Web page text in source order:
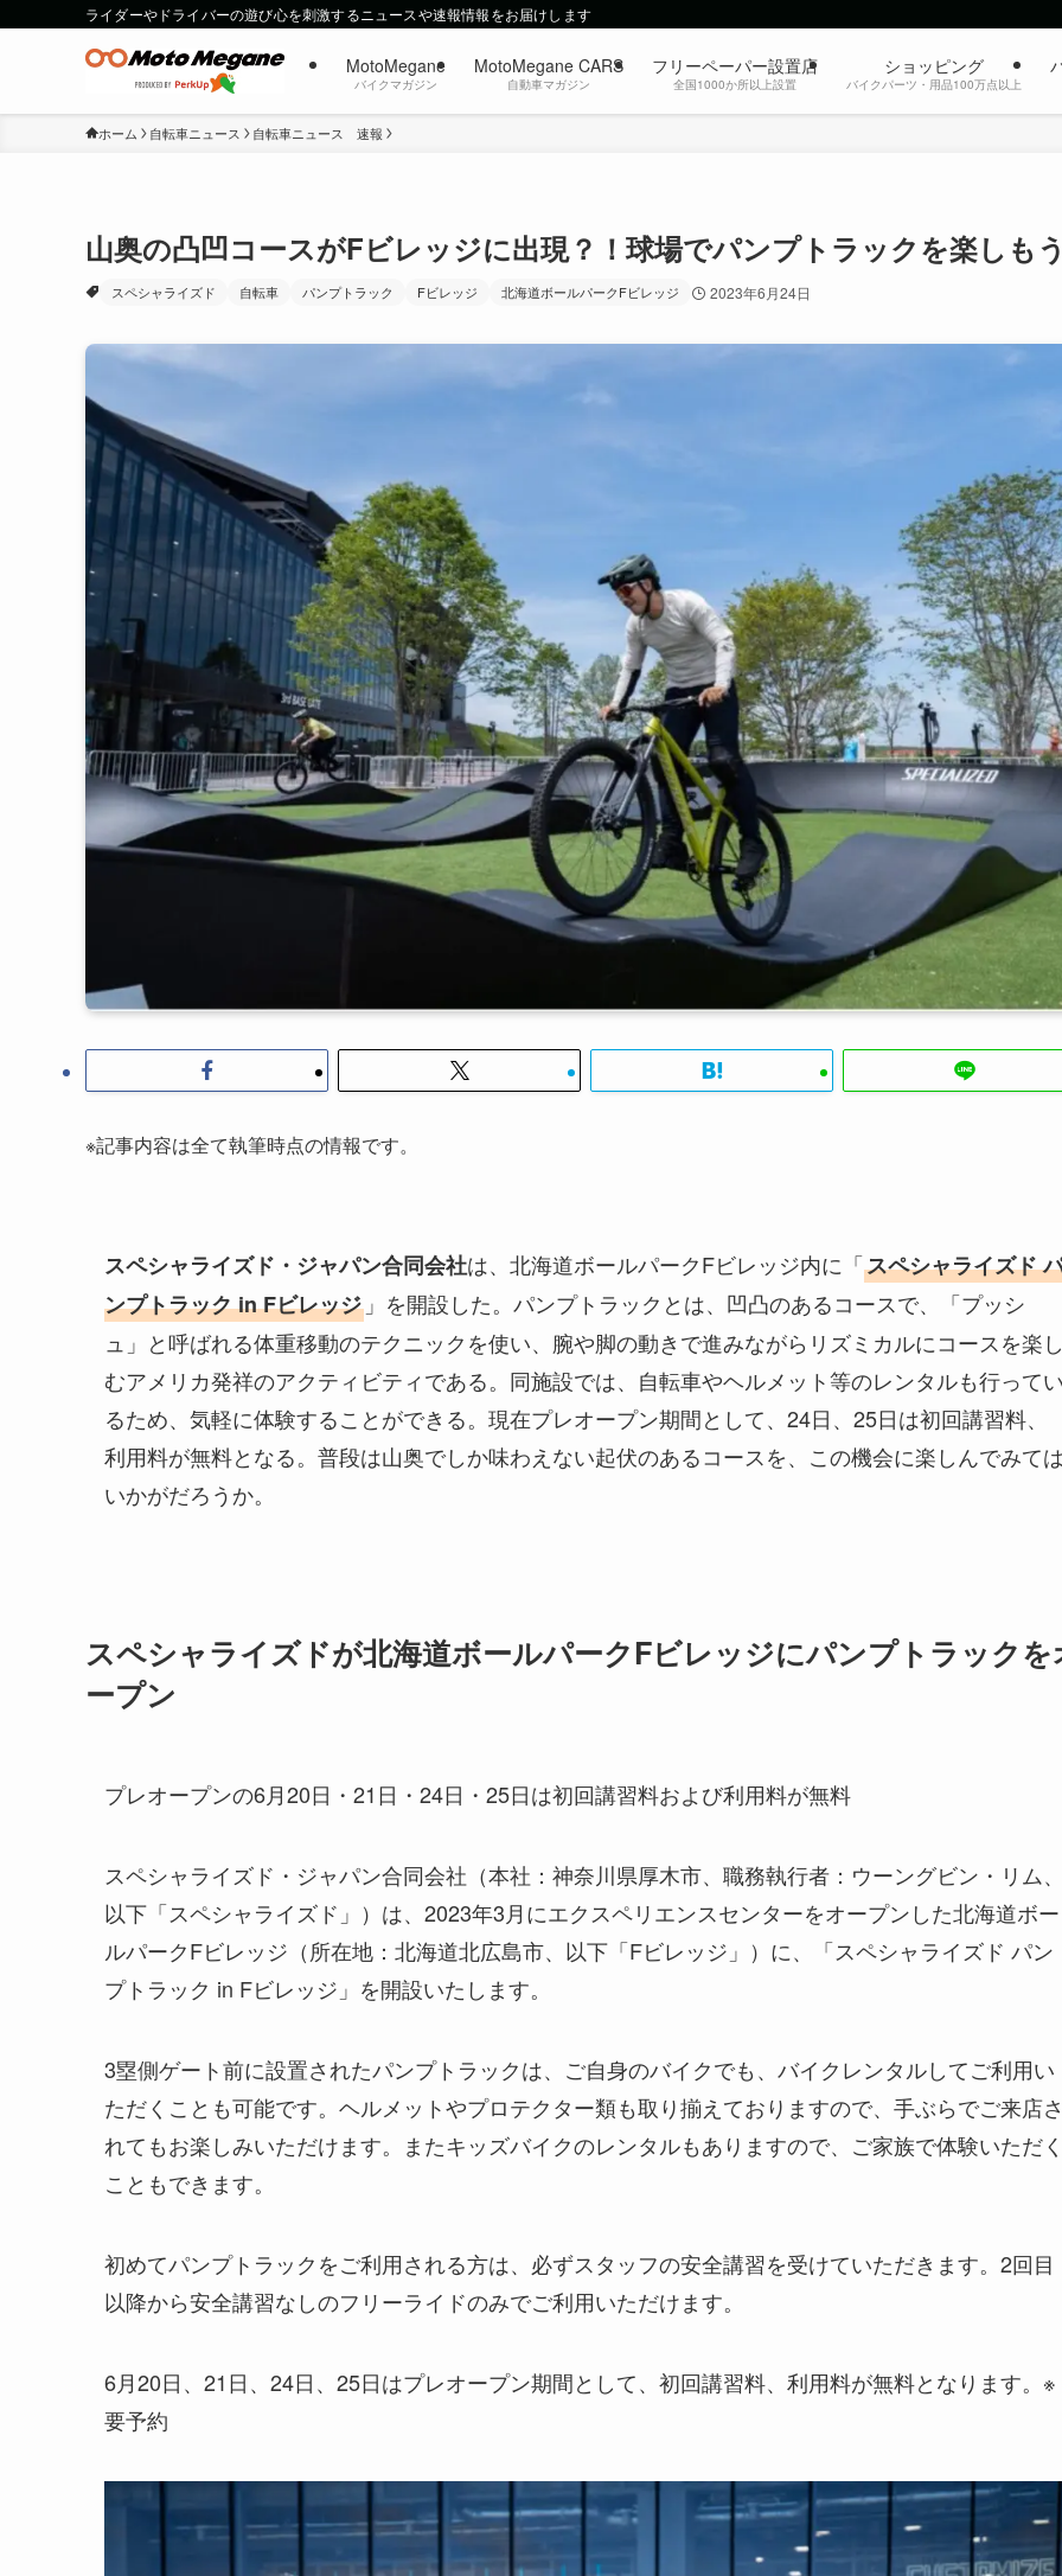
ライダーやドライバーの遊び心を刺激するニュースや速報情報をお届けします
MotoMegane
バイクマガジン
MotoMegane CARS
自動車マガジン
フリーペーパー設置店
全国1000か所以上設置
ショッピング
バイクパーツ・用品100万点以上
ホーム 自転車ニュース 自転車ニュース 速報
山奥の凸凹コースがFビレッジに出現？！球場でパンプトラックを楽しも
スペシャライズド 自転車 パンプトラック Fビレッジ 北海道ボールパークFビレッジ 2023年6月24日
※記事内容は全て執筆時点の情報です。
スペシャライズド・ジャパン合同会社は、北海道ボールパークFビレッジ内に「スペシャライズド
ンプトラック in Fビレッジ 」を開設した。パンプトラックとは、凹凸のあるコースで、「プッシ
ュ」と呼ばれる体重移動のテクニックを使い、腕や脚の動きで進みながらリズミカルにコースを楽
むアメリカ発祥のアクティビティである。同施設では、自転車やヘルメット等のレンタルも行って
るため、気軽に体験することができる。現在プレオープン期間として、24日、25日は初回講習料、
利用料が無料となる。普段は山奥でしか味わえない起伏のあるコースを、この機会に楽しんでみて
いかがだろうか。
スペシャライズドが北海道ボールパークFビレッジにパンプトラックを
ープン
プレオープンの6月20日・21日・24日・25日は初回講習料および利用料が無料
スペシャライズド・ジャパン合同会社（本社：神奈川県厚木市、職務執行者：ウーングビン・リム
以下「スペシャライズド」）は、2023年3月にエクスペリエンスセンターをオープンした北海道ボー
ルパークFビレッジ（所在地：北海道北広島市、以下「Fビレッジ」）に、「スペシャライズド パン
プトラック in Fビレッジ」を開設いたします。
3塁側ゲート前に設置されたパンプトラックは、ご自身のバイクでも、バイクレンタルしてご利用い
ただくことも可能です。ヘルメットやプロテクター類も取り揃えておりますので、手ぶらでご来店
れてもお楽しみいただけます。またキッズバイクのレンタルもありますので、ご家族で体験いただ
こともできます。
初めてパンプトラックをご利用される方は、必ずスタッフの安全講習を受けていただきます。2回目
以降から安全講習なしのフリーライドのみでご利用いただけます。
6月20日、21日、24日、25日はプレオープン期間として、初回講習料、利用料が無料となります。※
要予約